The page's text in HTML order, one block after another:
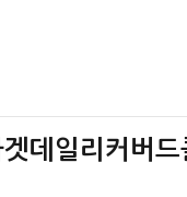
데일리커버